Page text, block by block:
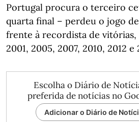
Portugal procura o terceiro
quarta final – perdeu o jogo
frente à recordista de vitórias,
2001, 2005, 2007, 2010, 2012 e
Escolha o Diário de
preferida de notícias no
Adicionar o Diário de